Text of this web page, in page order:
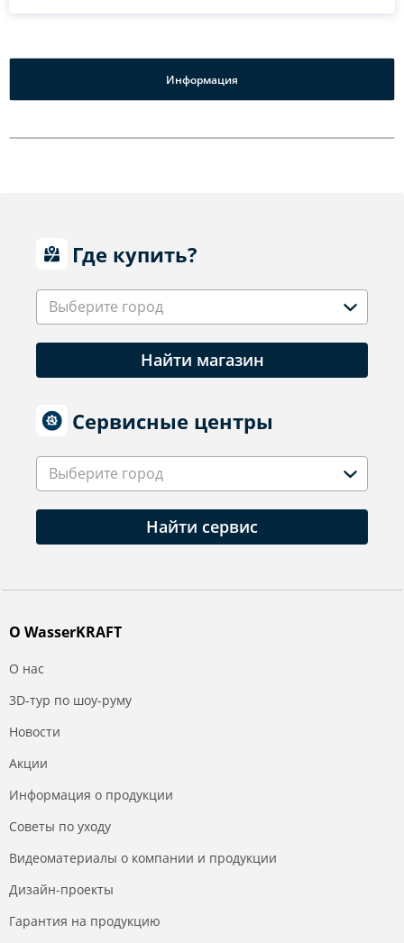
Информация
Где купить?
Выберите город
Найти магазин
Сервисные центры
Выберите город
Найти сервис
О WasserKRAFT
О нас
3D-тур по шоу-руму
Новости
Акции
Информация о продукции
Советы по уходу
Видеоматериалы о компании и продукции
Дизайн-проекты
Гарантия на продукцию